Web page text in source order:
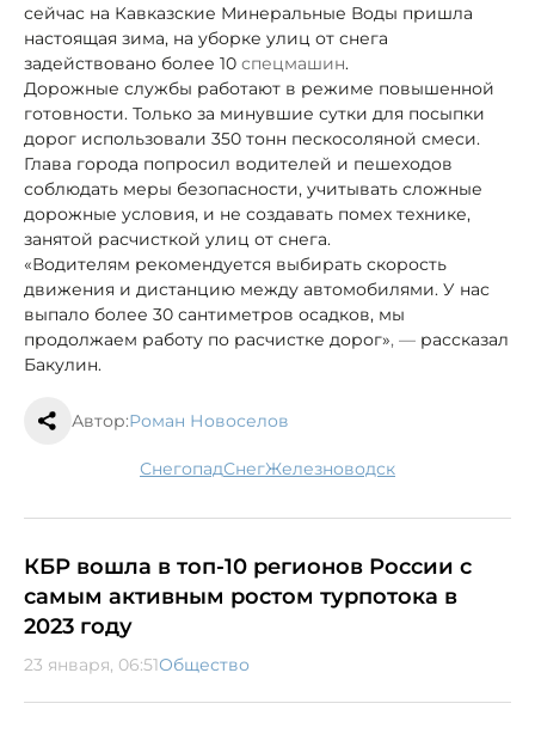
сейчас на Кавказские Минеральные Воды пришла
настоящая зима, на уборке улиц от снега
задействовано более 10 спецмашин.
Дорожные службы работают в режиме повышенной
готовности. Только за минувшие сутки для посыпки
дорог использовали 350 тонн пескосоляной смеси.
Глава города попросил водителей и пешеходов
соблюдать меры безопасности, учитывать сложные
дорожные условия, и не создавать помех технике,
занятой расчисткой улиц от снега.
«Водителям рекомендуется выбирать скорость
движения и дистанцию между автомобилями. У нас
выпало более 30 сантиметров осадков, мы
продолжаем работу по расчистке дорог», — рассказал
Бакулин.
Автор:Роман Новоселов
снегопад снег Железноводск
КБР вошла в топ-10 регионов России с
самым активным ростом турпотока в
2023 году
23 января, 06:51Общество